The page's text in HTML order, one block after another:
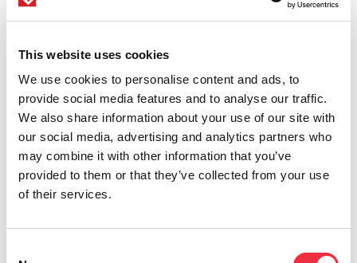
This website uses cookies
We use cookies to personalise content and ads, to
provide social media features and to analyse our traffic.
We also share information about your use of our site with
our social media, advertising and analytics partners who
may combine it with other information that you’ve
provided to them or that they’ve collected from your use
of their services.
Lue lisää
Kehittäjälle
Eventilla on tietoturvallinen pilvipalvelu, jossa
on modernit rajapinnat.